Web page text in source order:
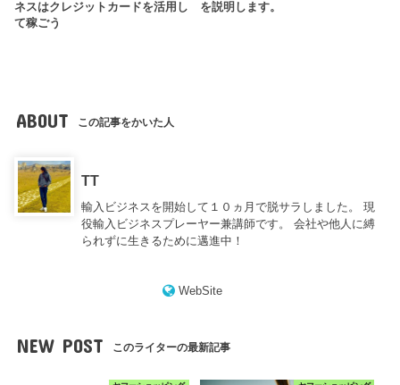
ネスはクレジットカードを活用し
て稼ごう
を説明します。
ABOUT この記事をかいた人
TT
輸入ビジネスを開始して１０ヵ月で脱サラしました。 現
役輸入ビジネスプレーヤー兼講師です。 会社や他人に縛
られずに生きるために邁進中！
WebSite
NEW POST このライターの最新記事